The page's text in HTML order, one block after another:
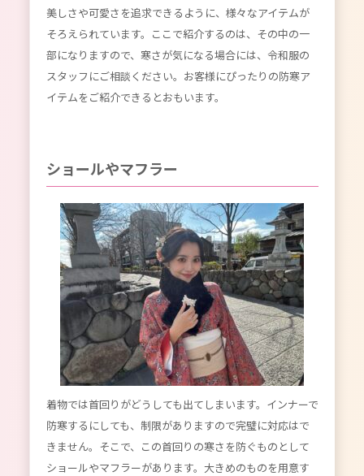
美しさや可愛さを追求できるように、様々なアイテムが
そろえられています。ここで紹介するのは、その中の一
部になりますので、寒さが気になる場合には、令和服の
スタッフにご相談ください。お客様にぴったりの防寒ア
イテムをご紹介できるとおもいます。
ショールやマフラー
着物では首回りがどうしても出てしまいます。インナーで
防寒するにしても、制限がありますので完璧に対応はで
きません。そこで、この首回りの寒さを防ぐものとして
ショールやマフラーがあります。大きめのものを用意す